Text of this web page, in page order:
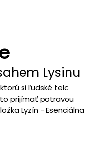
Lysinu
si ľudské telo
prijímať potravou
Lyzín - Esenciálna